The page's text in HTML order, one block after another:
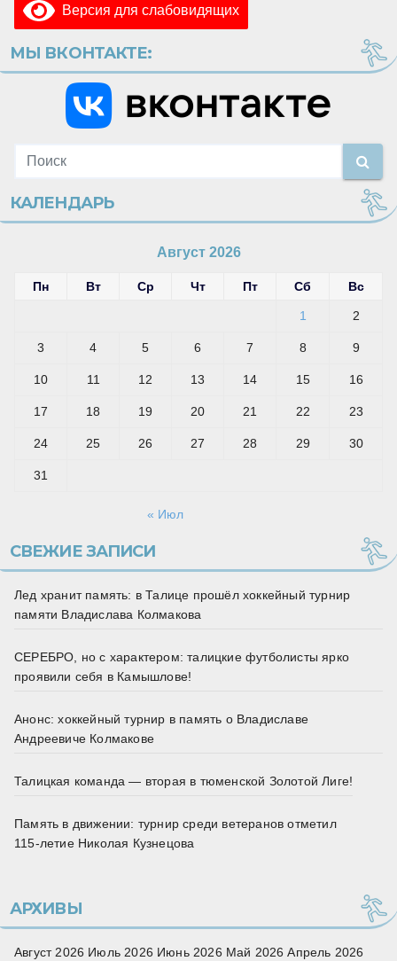
Версия для слабовидящих
МЫ ВКОНТАКТЕ:
КАЛЕНДАРЬ
Август 2026
Пн Вт Ср Чт Пт Сб Вс
1 2
3 4 5 6 7 8 9
10 11 12 13 14 15 16
17 18 19 20 21 22 23
24 25 26 27 28 29 30
31
« Июл
СВЕЖИЕ ЗАПИСИ
Лед хранит память: в Талице прошёл хоккейный турнир
памяти Владислава Колмакова
СЕРЕБРО, но с характером: талицкие футболисты ярко
проявили себя в Камышлове!
Анонс: хоккейный турнир в память о Владиславе
Андреевиче Колмакове
Талицкая команда — вторая в тюменской Золотой Лиге!
Память в движении: турнир среди ветеранов отметил
115‑летие Николая Кузнецова
АРХИВЫ
Август 2026 Июль 2026 Июнь 2026 Май 2026 Апрель 2026